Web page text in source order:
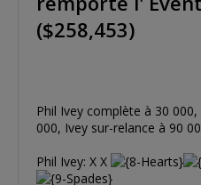
($258,453)
Phil Ivey complète à 30
000, Ivey sur-relance à 90
Phil Ivey: X X